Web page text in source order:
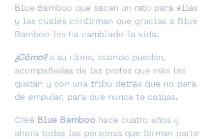
Blue Bamboo que sacan un rato para ellas
y las cuales confirman que gracias a Blue
Bamboo les ha cambiado la vida.
¿Cómo?a su ritmo, cuando pueden,
acompañadas de las profes que más les
gustan y con una tribu detrás que no para
de empujar, para que nunca te caigas.
Creé Blue Bamboohace cuatro años y
ahora todas las personas que forman parte